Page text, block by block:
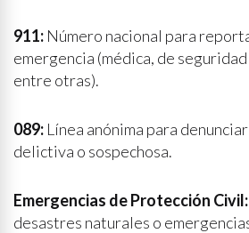
911: Número nacional para
emergencia (médica, de
entre otras).
089: Línea anónima para
delictiva o sospechosa.
Emergencias de Protección Civil:
desastres naturales o